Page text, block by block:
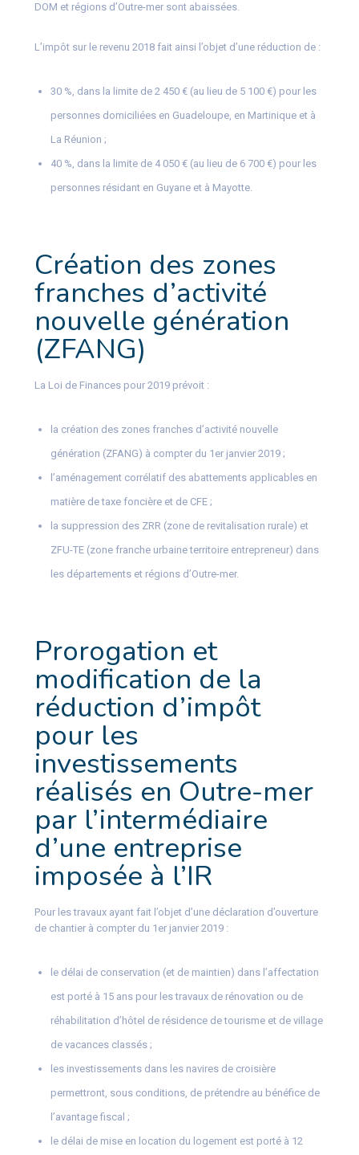
DOM et régions d’Outre-mer sont abaissées.
L’impôt sur le revenu 2018 fait ainsi l’objet d’une réduction de :
30 %, dans la limite de 2 450 € (au lieu de 5 100 €) pour les
personnes domiciliées en Guadeloupe, en Martinique et à
La Réunion ;
40 %, dans la limite de 4 050 € (au lieu de 6 700 €) pour les
personnes résidant en Guyane et à Mayotte.
Création des zones
franches d’activité
nouvelle génération
(ZFANG)
La Loi de Finances pour 2019 prévoit :
la création des zones franches d’activité nouvelle
génération (ZFANG) à compter du 1er janvier 2019 ;
l’aménagement corrélatif des abattements applicables en
matière de taxe foncière et de CFE ;
la suppression des ZRR (zone de revitalisation rurale) et
ZFU-TE (zone franche urbaine territoire entrepreneur) dans
les départements et régions d’Outre-mer.
Prorogation et
modification de la
réduction d’impôt
pour les
investissements
réalisés en Outre-mer
par l’intermédiaire
d’une entreprise
imposée à l’IR
Pour les travaux ayant fait l’objet d’une déclaration d’ouverture
de chantier à compter du 1er janvier 2019 :
le délai de conservation (et de maintien) dans l’affectation
est porté à 15 ans pour les travaux de rénovation ou de
réhabilitation d’hôtel de résidence de tourisme et de village
de vacances classés ;
les investissements dans les navires de croisière
permettront, sous conditions, de prétendre au bénéfice de
l’avantage fiscal ;
le délai de mise en location du logement est porté à 12